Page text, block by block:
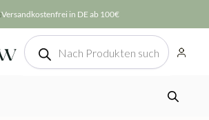
Versandkostenfrei in DE ab 100€
Products
search